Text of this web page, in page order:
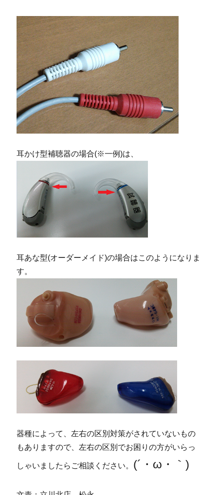
耳かけ型補聴器の場合(※一例)は、
耳あな型(オーダーメイド)の場合はこのようになりま
す。
器種によって、左右の区別対策がされていないもの
もありますので、左右の区別でお困りの方がいらっ
しゃいましたらご相談ください。 (´・ω・｀)